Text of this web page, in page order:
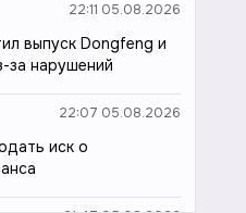
22:11 05.08.2026
выпуск Dongfeng и
за нарушений
22:07 05.08.2026
иск о